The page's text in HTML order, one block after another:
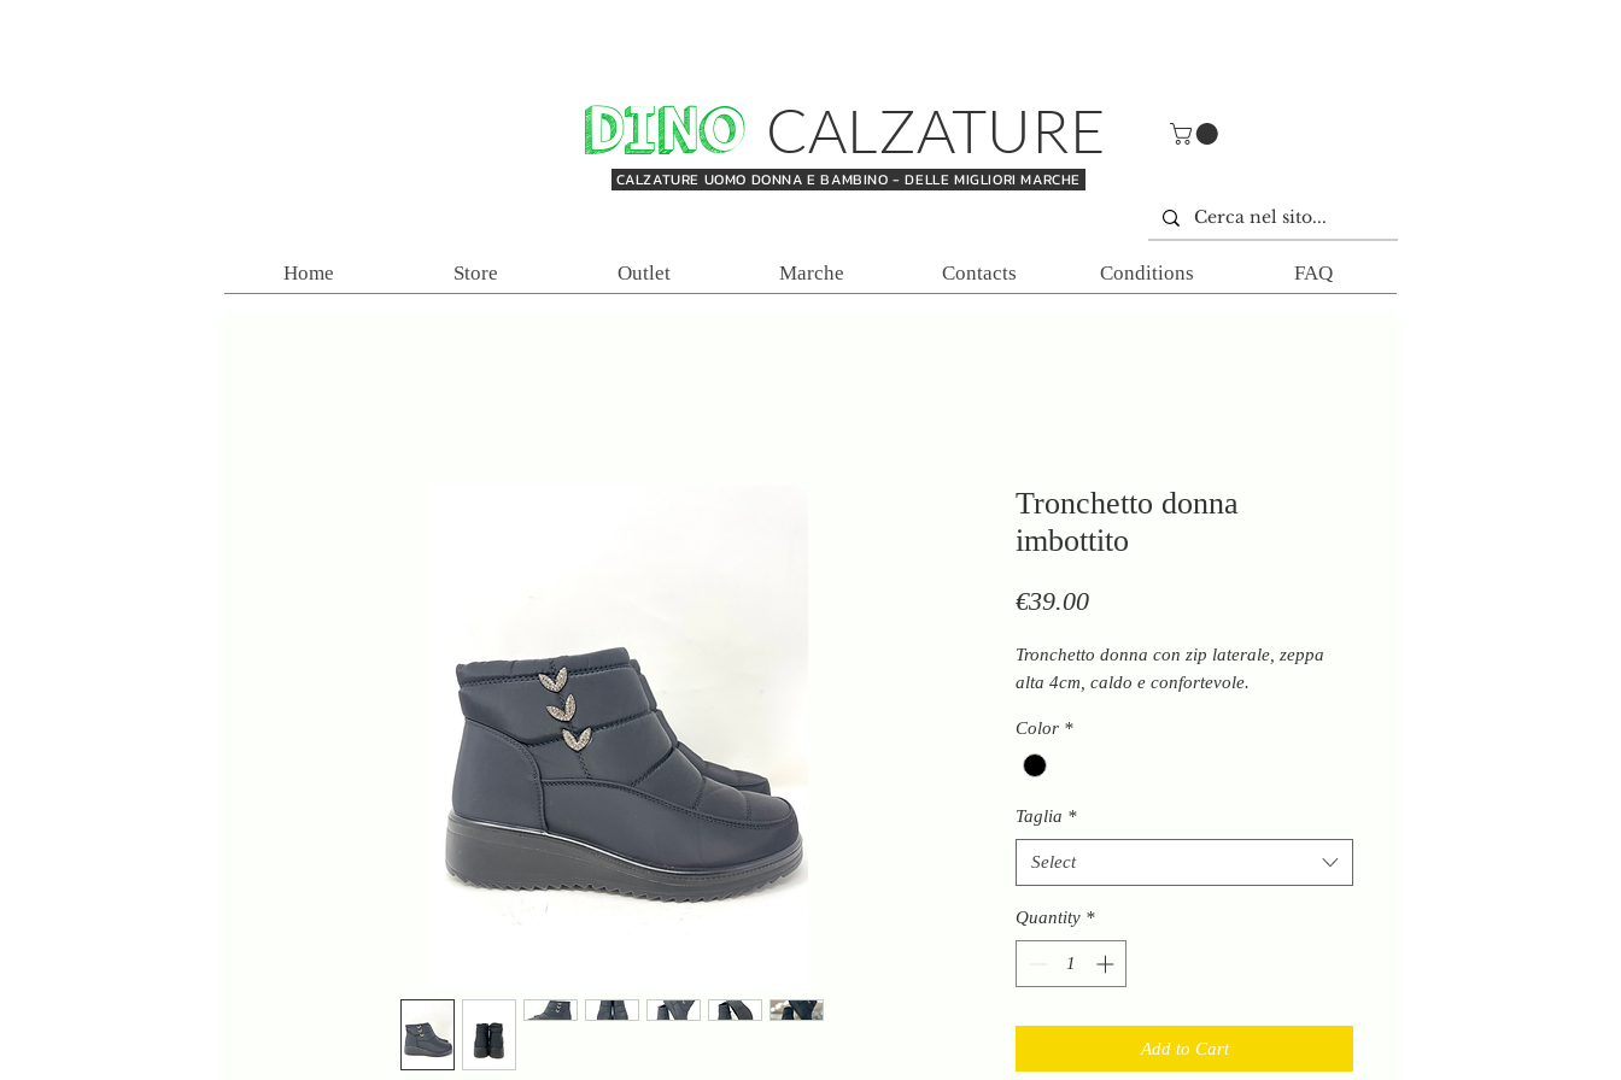
DINO
CALZATURE UOMO DONNA E BAMBINO - DELLE MIGLIORI MARCHE
CALZATURE
Home Store Outlet Marche Contacts Conditions FAQ
Tronchetto donna
imbottito
€39.00Price
Tronchetto donna con zip laterale, zeppa
alta 4cm, caldo e confortevole.
Color *
Taglia *
Select
Quantity *
Add to Cart